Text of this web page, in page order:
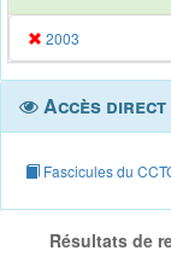
2003
Accès direct
Fascicules du
Résultats de